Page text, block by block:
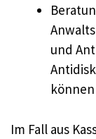
und
Im Fall aus